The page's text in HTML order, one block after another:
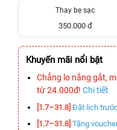
Thay bẹ sạc
350.000 đ
Khuyến mãi nổi bật
Chẳng lo nắng gắt,
từ 24.000đ! Chi tiết
[1.7–31.8] Đặt lịch
[1.7–31.8] Tặng